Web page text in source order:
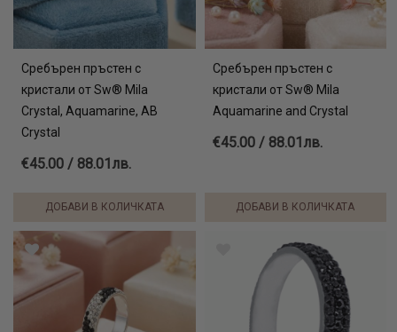
Сребърен пръстен с
кристали от Sw® Mila
Crystal, Aquamarine, AB
Crystal
€45.00 / 88.01лв.
ДОБАВИ В КОЛИЧКАТА
Сребърен пръстен с
кристали от Sw® Mila
Aquamarine and Crystal
€45.00 / 88.01лв.
ДОБАВИ В КОЛИЧКАТА